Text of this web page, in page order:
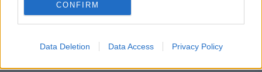
CONFIRM
Data Deletion Data Access Privacy Policy